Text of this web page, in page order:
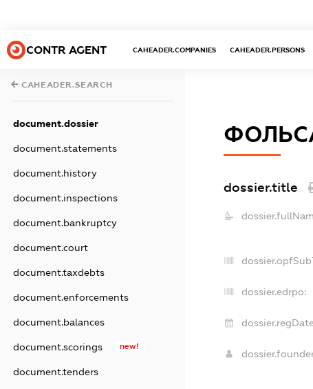
CONTR AGENT CAHEADER.COMPANIES CAHEADER.PERSONS
CAHEADER.SEARCH
document.dossier
document.statements
document.history
document.inspections
document.bankruptcy
document.court
document.taxdebts
document.enforcements
document.balances
document.scorings new!
document.tenders
dossier.title
dossier.edrpo: